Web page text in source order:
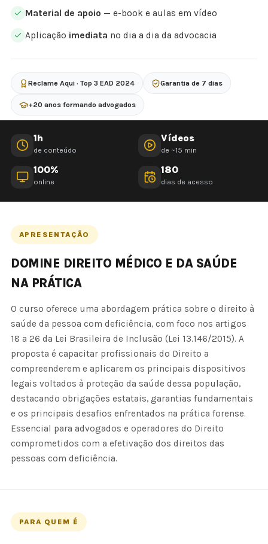
Material de apoio — e-book e aulas em vídeo
Aplicação imediata no dia a dia da advocacia
Reclame Aqui · Top 3 EAD 2024 Garantia de 7 dias
+20 anos formando advogados
1h
de conteúdo
Vídeos
de ~15 min
100%
online
180
dias de acesso
APRESENTAÇÃO
DOMINE DIREITO MÉDICO E DA SAÚDE
NA PRÁTICA
O curso oferece uma abordagem prática sobre o direito à
saúde da pessoa com deficiência, com foco nos artigos
18 a 26 da Lei Brasileira de Inclusão (Lei 13.146/2015). A
proposta é capacitar profissionais do Direito a
compreenderem e aplicarem os principais dispositivos
legais voltados à proteção da saúde dessa população,
destacando obrigações estatais, garantias fundamentais
e os principais desafios enfrentados na prática forense.
Essencial para advogados e operadores do Direito
comprometidos com a efetivação dos direitos das
pessoas com deficiência.
PARA QUEM É